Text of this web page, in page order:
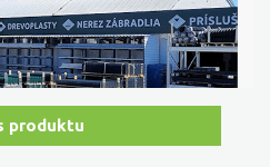
produktu